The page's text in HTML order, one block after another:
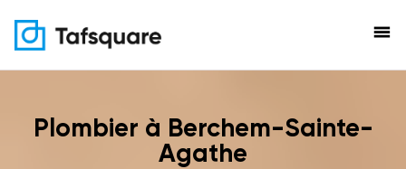
menu
Plombier à Berchem-Sainte-
Agathe